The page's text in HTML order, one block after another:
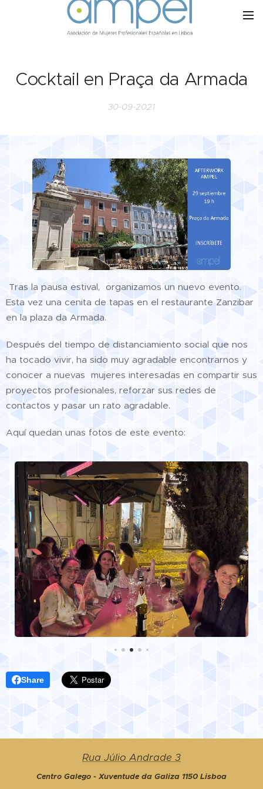
Cocktail en Praça da Armada
30-09-2021
Tras la pausa estival, organizamos un nuevo evento.
Esta vez una cenita de tapas en el restaurante Zanzibar
en la plaza da Armada.
Después del tiempo de distanciamiento social que nos
ha tocado vivir, ha sido muy agradable encontrarnos y
conocer a nuevas mujeres interesadas en compartir sus
proyectos profesionales, reforzar sus redes de
contactos y pasar un rato agradable.
Aquí quedan unas fotos de este evento:
Share
Rua Júlio Andrade 3
Centro Galego - Xuventude da Galiza 1150 Lisboa